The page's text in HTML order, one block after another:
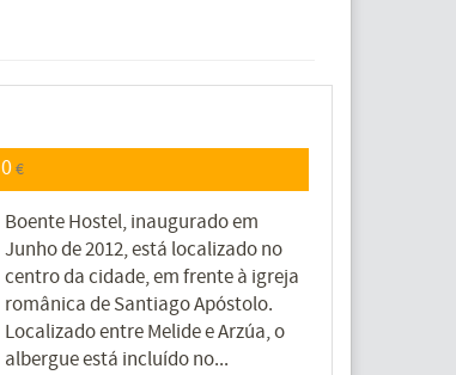
0€
Boente Hostel, inaugurado em
Junho de 2012, está localizado no
centro da cidade, em frente à igreja
românica de Santiago Apóstolo.
Localizado entre Melide e Arzúa, o
albergue está incluído no...